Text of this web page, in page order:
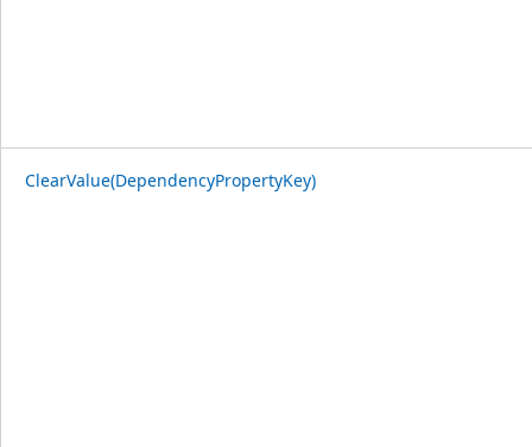
ClearValue(DependencyPropertyKey)